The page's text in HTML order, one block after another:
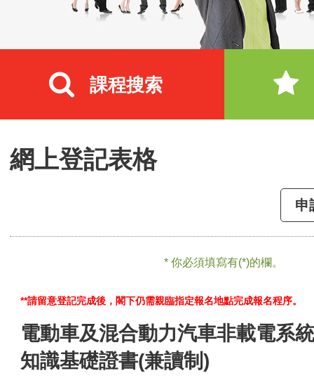
課程搜索
網上登記表格
申
* 你必須填寫有(*)的欄。
**請留意登記完成後，閣下仍需親臨指定報名地點完成報名程序。
電動車及混合動力汽車非載電系
知識基礎證書(兼讀制)